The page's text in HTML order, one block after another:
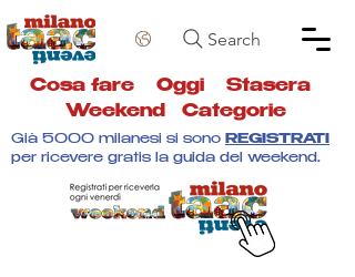
Search
Cosa fare Oggi Stasera
Weekend
Categorie
Già 5000 milanesi si sono REGISTRATI
per ricevere gratis la guida del weekend.